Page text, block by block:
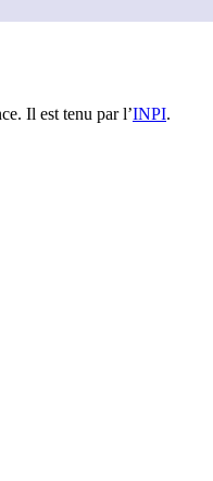
Il est tenu par l’INPI.